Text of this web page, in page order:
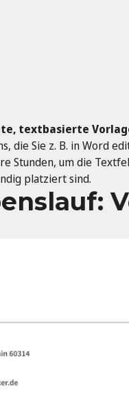
textbasierte
die Sie z. B. in Word
Stunden, um die
platziert sind.